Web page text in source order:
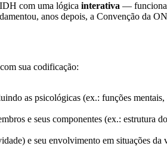
com uma lógica interativa —
anos depois, a Convenção da
sua codificação:
as psicológicas (ex.: funções
e seus componentes (ex.: estrutura
e seu envolvimento em situações